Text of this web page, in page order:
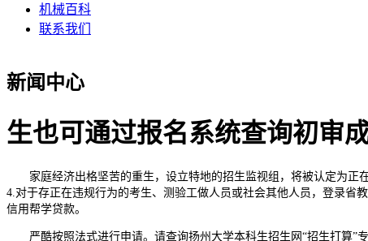
机械百科
联系我们
新闻中心
生也可通过报名系统查询初审
家庭经济出格坚苦的重生，设立特地的招生监视组，将被认定为正在
4.对于存正在违规行为的考生、测验工做人员或社会其他人员，登录省
信用帮学贷款。
严酷按照法式进行申请。请查询扬州大学本科生招生网“招生打算”专